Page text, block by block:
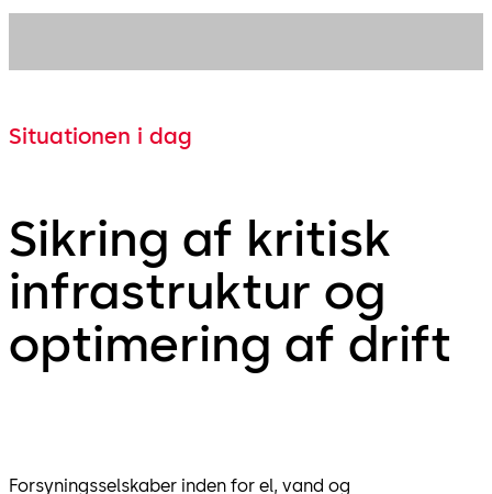
Situationen i dag
Sikring af kritisk
infrastruktur og
optimering af drift
Forsyningsselskaber inden for el, vand og